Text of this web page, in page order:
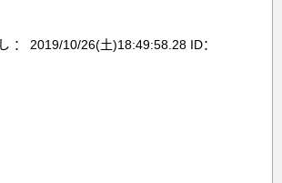
： 2019/10/26(土)18:49:58.28 ID：